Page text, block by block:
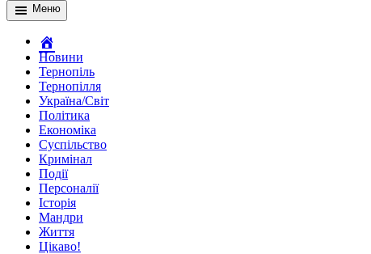
Меню
Новини
Тернопіль
Тернопілля
Україна/Світ
Політика
Економіка
Суспільство
Кримінал
Події
Персоналії
Історія
Мандри
Життя
Цікаво!